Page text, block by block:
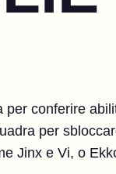
per conferire
per
Jinx e Vi, o